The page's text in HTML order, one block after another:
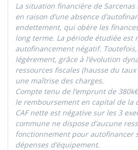
La situation financière de
en raison d’une absence
endettement, qui obère les
long terme. La période étudiée est
autofinancement négatif. Toutefois,
légèrement, grâce à l’évolution
ressources fiscales (hausse du taux
une maîtrise des charges.
Compte tenu de l’emprunt de
le remboursement en capital de la
CAF nette est négative sur les 3
commune ne dispose d’aucune
fonctionnement pour autofinancer
dépenses d’équipement.